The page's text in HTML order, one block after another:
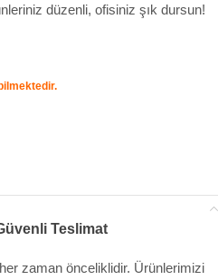
düzenli, ofisiniz şık dursun!
Teslimat
zaman önceliklidir. Ürünlerimizi